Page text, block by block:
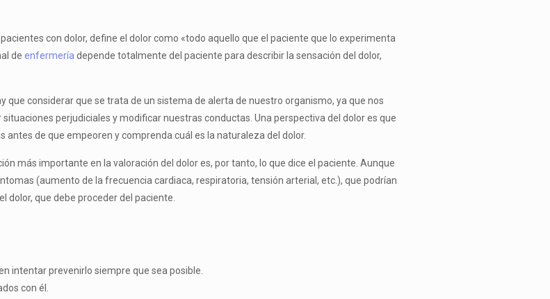
con dolor, define el dolor como «todo aquello que el paciente que lo experimenta
de enfermería depende totalmente del paciente para describir la sensación del dolor,
considerar que se trata de un sistema de alerta de nuestro organismo, ya que nos
perjudiciales y modificar nuestras conductas. Una perspectiva del dolor es que
de que empeoren y comprenda cuál es la naturaleza del dolor.
más importante en la valoración del dolor es, por tanto, lo que dice el paciente. Aunque
(aumento de la frecuencia cardiaca, respiratoria, tensión arterial, etc.), que podrían
dolor, que debe proceder del paciente.
intentar prevenirlo siempre que sea posible.
con él.